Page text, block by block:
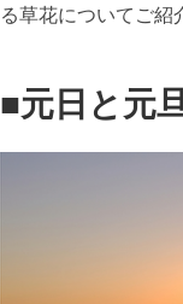
る草花についてご紹
■元日と元